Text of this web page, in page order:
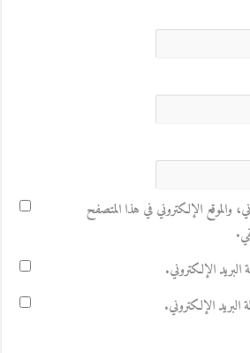
والموقع الإلكتروني في هذا المتصفح
البريد الإلكتروني.
البريد الإلكتروني.